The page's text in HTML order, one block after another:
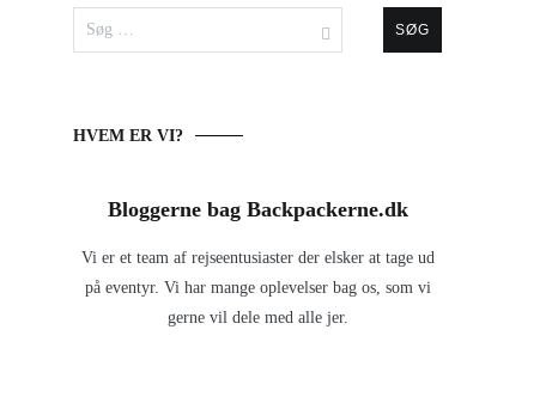
efter:
HVEM ER VI?
Bloggerne bag Backpackerne.dk
Vi er et team af rejseentusiaster der elsker at tage ud
på eventyr. Vi har mange oplevelser bag os, som vi
gerne vil dele med alle jer.